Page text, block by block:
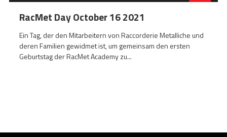
RacMet Day October 16 2021
Ein Tag, der den Mitarbeitern von Raccorderie Metalliche und
deren Familien gewidmet ist, um gemeinsam den ersten
Geburtstag der RacMet Academy zu...